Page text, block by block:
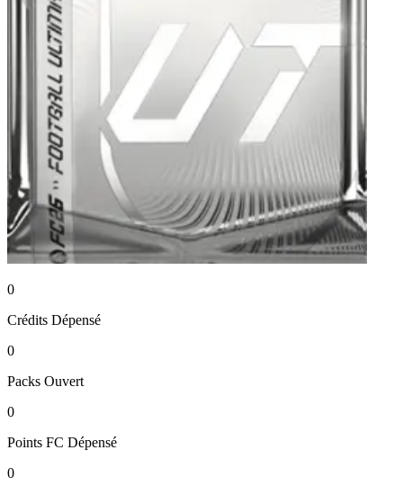
0
Crédits Dépensé
0
Packs Ouvert
0
Points FC Dépensé
0